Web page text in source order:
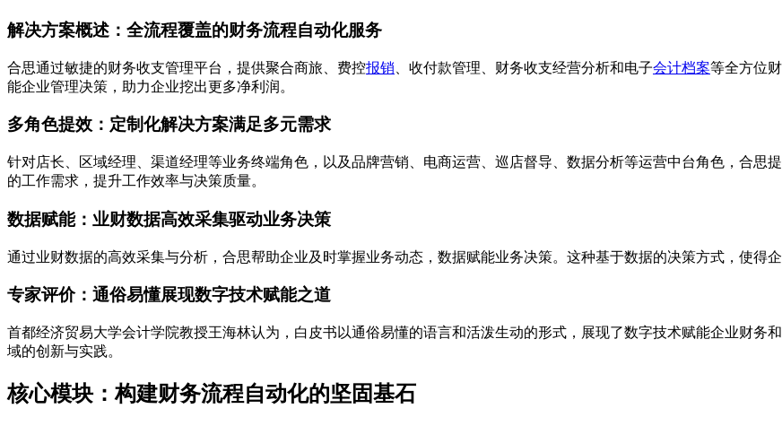
解决方案概述：全流程覆盖的财务流程自动化服务
合思通过敏捷的财务收支管理平台，提供聚合商旅、费控报销 、收付款管理、财务收支经营分析和电子会计档案等全方位
能企业管理决策，助力企业挖出更多净利润。
多角色提效：定制化解决方案满足多元需求
针对店长、区域经理、渠道经理等业务终端角色，以及品牌营销、电商运营、巡店督导、数据分析等运营中台角色，合思
的工作需求，提升工作效率与决策质量。
数据赋能：业财数据高效采集驱动业务决策
通过业财数据的高效采集与分析，合思帮助企业及时掌握业务动态，数据赋能业务决策。这种基于数据的决策方式，使得
专家评价：通俗易懂展现数字技术赋能之道
首都经济贸易大学会计学院教授王海林认为，白皮书以通俗易懂的语言和活泼生动的形式，展现了数字技术赋能企业财务
域的创新与实践。
核心模块：构建财务流程自动化的坚固基石